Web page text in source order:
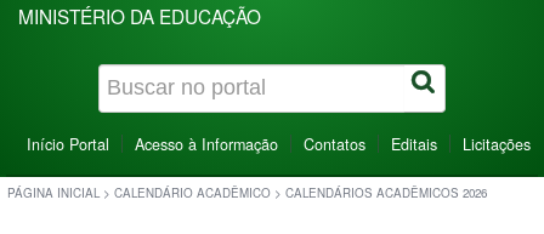
MINISTÉRIO DA EDUCAÇÃO
Início Portal Acesso à Informação Contatos Editais Licitações
PÁGINA INICIAL > CALENDÁRIO ACADÊMICO > CALENDÁRIOS ACADÊMICOS 2026